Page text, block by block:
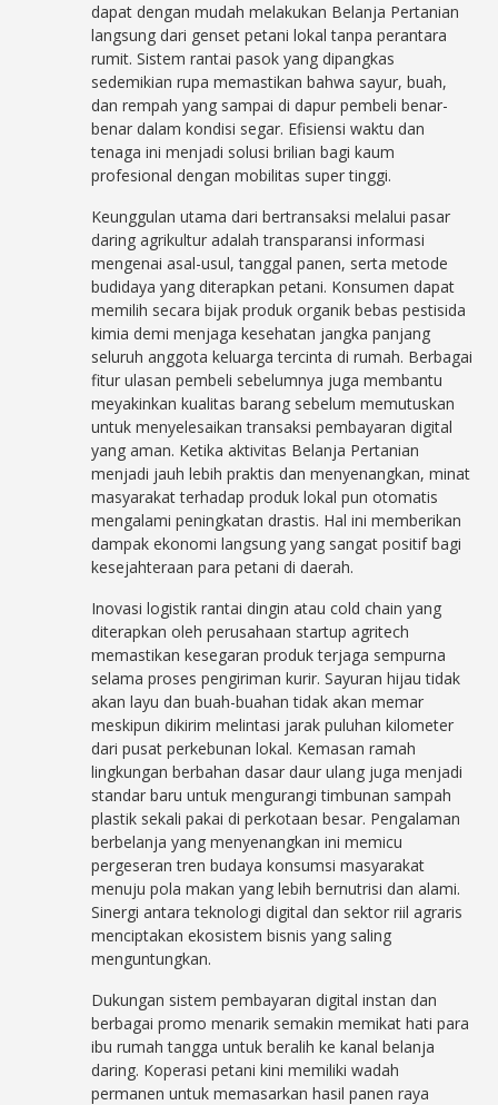
dapat dengan mudah melakukan Belanja Pertanian
langsung dari genset petani lokal tanpa perantara
rumit. Sistem rantai pasok yang dipangkas
sedemikian rupa memastikan bahwa sayur, buah,
dan rempah yang sampai di dapur pembeli benar-
benar dalam kondisi segar. Efisiensi waktu dan
tenaga ini menjadi solusi brilian bagi kaum
profesional dengan mobilitas super tinggi.
Keunggulan utama dari bertransaksi melalui pasar
daring agrikultur adalah transparansi informasi
mengenai asal-usul, tanggal panen, serta metode
budidaya yang diterapkan petani. Konsumen dapat
memilih secara bijak produk organik bebas pestisida
kimia demi menjaga kesehatan jangka panjang
seluruh anggota keluarga tercinta di rumah. Berbagai
fitur ulasan pembeli sebelumnya juga membantu
meyakinkan kualitas barang sebelum memutuskan
untuk menyelesaikan transaksi pembayaran digital
yang aman. Ketika aktivitas Belanja Pertanian
menjadi jauh lebih praktis dan menyenangkan, minat
masyarakat terhadap produk lokal pun otomatis
mengalami peningkatan drastis. Hal ini memberikan
dampak ekonomi langsung yang sangat positif bagi
kesejahteraan para petani di daerah.
Inovasi logistik rantai dingin atau cold chain yang
diterapkan oleh perusahaan startup agritech
memastikan kesegaran produk terjaga sempurna
selama proses pengiriman kurir. Sayuran hijau tidak
akan layu dan buah-buahan tidak akan memar
meskipun dikirim melintasi jarak puluhan kilometer
dari pusat perkebunan lokal. Kemasan ramah
lingkungan berbahan dasar daur ulang juga menjadi
standar baru untuk mengurangi timbunan sampah
plastik sekali pakai di perkotaan besar. Pengalaman
berbelanja yang menyenangkan ini memicu
pergeseran tren budaya konsumsi masyarakat
menuju pola makan yang lebih bernutrisi dan alami.
Sinergi antara teknologi digital dan sektor riil agraris
menciptakan ekosistem bisnis yang saling
menguntungkan.
Dukungan sistem pembayaran digital instan dan
berbagai promo menarik semakin memikat hati para
ibu rumah tangga untuk beralih ke kanal belanja
daring. Koperasi petani kini memiliki wadah
permanen untuk memasarkan hasil panen raya